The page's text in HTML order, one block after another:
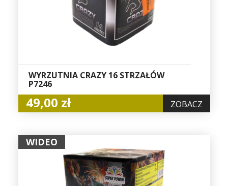
WYRZUTNIA CRAZY 16 STRZAŁÓW
P7246
49,00 zł ZOBACZ
WIDEO